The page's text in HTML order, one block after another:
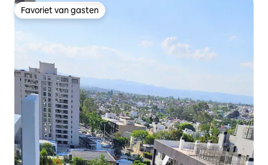
Favoriet van gasten
Favoriet van gasten